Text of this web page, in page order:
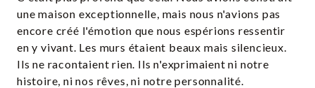
une maison exceptionnelle, mais nous n'avions pas
encore créé l'émotion que nous espérions ressentir
en y vivant. Les murs étaient beaux mais silencieux.
Ils ne racontaient rien. Ils n'exprimaient ni notre
histoire, ni nos rêves, ni notre personnalité.